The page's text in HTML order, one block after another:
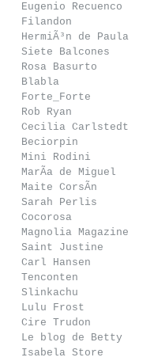
Eugenio Recuenco
Filandon
HermiÃ³n de Paula
Siete Balcones
Rosa Basurto
Blabla
Forte_Forte
Rob Ryan
Cecilia Carlstedt
Beciorpin
Mini Rodini
MarÃ­a de Miguel
Maite CorsÃ­n
Sarah Perlis
Cocorosa
Magnolia Magazine
Saint Justine
Carl Hansen
Tenconten
Slinkachu
Lulu Frost
Cire Trudon
Le blog de Betty
Isabela Store
Eugenio Recuenco
Siete Balcones